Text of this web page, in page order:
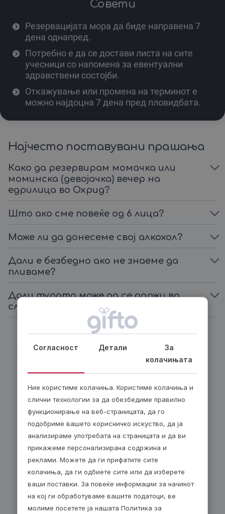
прослава ќе добие и гастрономска нота.
Пред секое тргнување, инструкторот спроведува
краток безбедносен брифинг (SOP и SRM),
осигурувајќи дека забавата ќе помине во најдобар
ред и според сите професионални стандарди.
Ова доживување е достапно од мај до октомври, што
ви овозможува да го искористите најдоброто од
летното сонце или пријатните пролетни и есенски
денови.
Едрењето е емоција која го поврзува друштвото на
ја вашата прослава легендарна уште сега.
Посетете го gifto.mk, изберете го вашиот ваучер за
едрење и подгответе се за авантура која ќе ја
Совети
Резервацијата мора да биде направена 7
дена однапред.
Потребно е да се достави листа на сите
учесници со напомена за евентуални
здравствени состојби.
Откажување или промена на терминот е
можно најдоцна 7 дена пред пловидбата.
Најчесто поставувани прашања
Како да резервирам момачка или
моминска (девојачка) вечер на
едрилица во Охрид?
Што ако сме повеќе од 6 лица?
Може ли да донесеме свој алкохол?
Дали е безбедно ако не знаеме да
пливаме?
Дали турата може да се одржи во
случај на дожд?
Биди модерен, подари ваучер
По е-пошта – 24/7!
Согласност Детали
За
колачињата
Ние користиме колачиња. Користиме колачиња и
слични технологии за да обезбедиме правилно
функционирање на веб-страницата, да го
подобриме вашето корисничко искуство, да ја
анализираме употребата на страницата и да ви
прикажеме персонализирана содржина и
реклами. Можете да ги прифатите сите
колачиња, да ги одбиете сите или да изберете
ваши поставки. За повеќе информации за начинот
на кој ги обработуваме вашите податоци, ве
молиме посетете ја нашата Политика за